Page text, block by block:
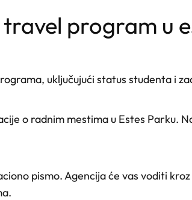
program u
uključujući status studenta i
o radnim mestima u Estes Parku.
pismo. Agencija će vas voditi